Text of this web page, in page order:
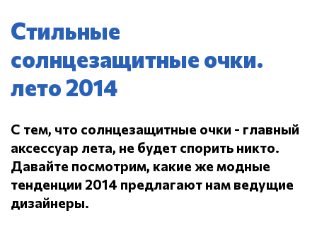
Стильные
солнцезащитные очки.
лето 2014
С тем, что солнцезащитные очки - главный
аксессуар лета, не будет спорить никто.
Давайте посмотрим, какие же модные
тенденции 2014 предлагают нам ведущие
дизайнеры.